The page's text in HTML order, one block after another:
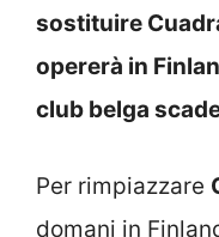
sostituire
opererà in
club belga
Per rimpiazzare
domani in